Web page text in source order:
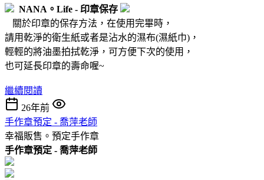
NANA。Life - 印章保存
關於印章的保存方法，在使用完畢時，
請用乾淨的衛生紙或者是沾水的濕布(濕紙巾)，
輕輕的將油墨拍拭乾淨，可方便下次的使用，
也可延長印章的壽命喔~
繼續閱讀
26年前
手作章預定 - 喬萍老師
幸福販售。預定手作章
手作章預定 - 喬萍老師